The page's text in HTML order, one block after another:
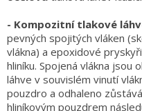
CZK
/
Přihlášení
- Kompozitní tlakové
pevných spojitých vláken
vlákna) a epoxidové
hliníku. Spojená vlákna jsou
láhve v souvislém vinutí
pouzdro a odhaleno
hliníkovým pouzdrem